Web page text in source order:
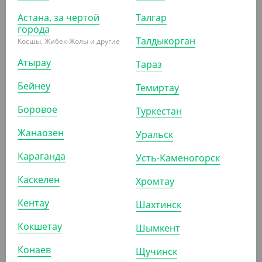
7 980₸
(79.80₸ /ШТ)
УП (100)
7 267.50
(145.35₸/ШТ)
Крышка для тортов, d 235
Астана, за чертой
города
Косшы, Жибек-Жолы и другие
Атырау
Бейнеу
Боровое
Жанаозен
Караганда
Каскелен
Кентау
Кокшетау
Конаев
Талгар
Талдыкорган
Тараз
Темиртау
Туркестан
Уральск
Усть-Каменогорск
Хромтау
Шахтинск
Шымкент
Щучинск